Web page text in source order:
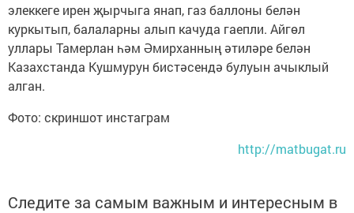
элеккеге ирен җырчыга янап, газ баллоны белән
куркытып, балаларны алып качуда гаепли. Айгөл
уллары Тамерлан һәм Әмирханның әтиләре белән
Казахстанда Кушмурун бистәсендә булуын ачыклый
алган.
Фото: скриншот инстаграм
http://matbugat.ru
Следите за самым важным и интересным в